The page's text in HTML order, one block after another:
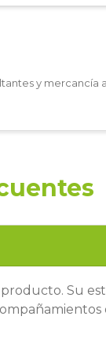
y mercancía
Su